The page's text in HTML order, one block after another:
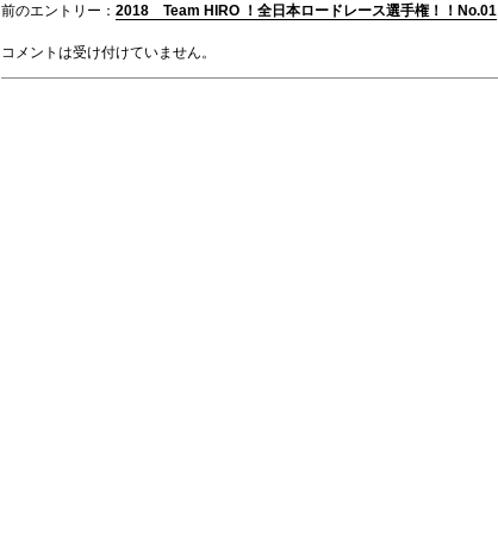
前のエントリー： 2018 Team HIRO ！全日本ロードレース選手権！！No.01
コメントは受け付けていません。